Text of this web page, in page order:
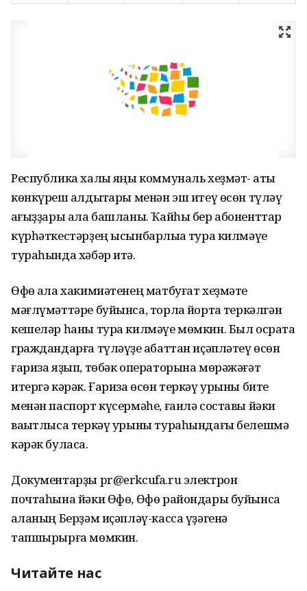
Республика халҡы яңы коммуналь хеҙмәт- ҡаты
көнкүреш ҡалдыҡтары менән эш итеү өсөн түләү
ҡағыҙҙары ала башланы. Ҡайһы бер абоненттар
күрһәткестәрҙең ысынбарлыҡҡа тура килмәүе
тураһында хәбәр итә.
Өфө ҡала хакимиәтенең матбуғат хеҙмәте
мәғлүмәттәре буйынса, торлаҡ йортҡа теркәлгән
кешеләр һаны тура килмәүе мөмкин. Был осраҡта
граждандарға түләүҙе ҡабаттан иҫәпләтеү өсөн
ғариза яҙып, төбәк операторына мөрәжәғәт
итергә кәрәк. Ғариза өсөн теркәү урыны бите
менән паспорт күсермәһе, ғаилә составы йәки
ваҡытлыса теркәү урыны тураһындағы белешмә
кәрәк буласаҡ.
Документарҙы pr@erkcufa.ru электрон
почтаһына йәки Өфө, Өфө райондары буйынса
ҡаланың Берҙәм иҫәпләү-касса үҙәгенә
тапшырырға мөмкин.
Читайте нас